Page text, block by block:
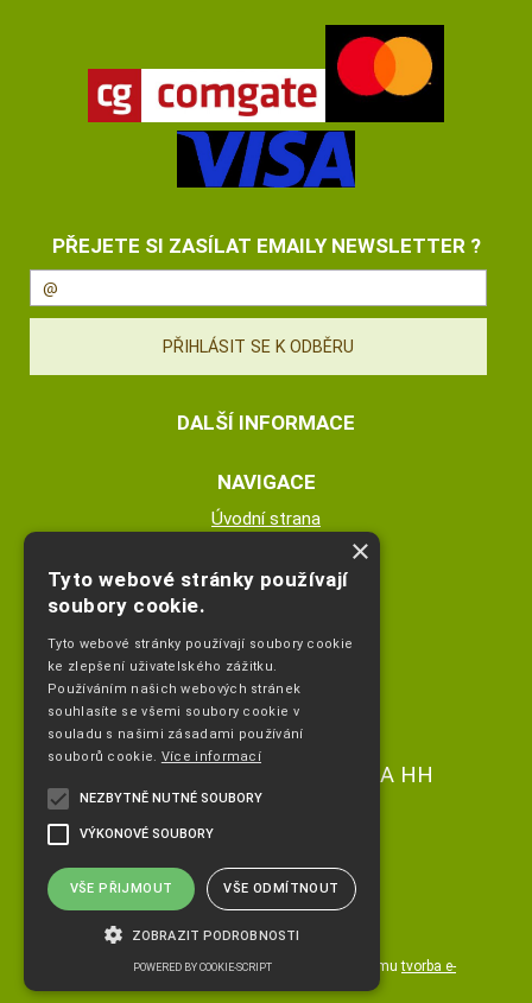
PŘEJETE SI ZASÍLAT EMAILY NEWSLETTER ?
DALŠÍ INFORMACE
NAVIGACE
Úvodní strana
Nákupní košík
Obchodní podmínky
Odstoupeni od smlouvy
ESHOP PROVOZUJE
Ing. Hana Čejdíková POPLETA HH
+420 736773336
info@popletahh.cz
www.popletahh.cz,provozováno na systémutvorba e-
×
Tyto webové stránky používají
soubory cookie.
Tyto webové stránky používají soubory cookie
ke zlepšení uživatelského zážitku.
Používáním našich webových stránek
souhlasíte se všemi soubory cookie v
souladu s našimi zásadami používání
souborů cookie. Více informací
NEZBYTNĚ NUTNÉ SOUBORY
VÝKONOVÉ SOUBORY
VŠE PŘIJMOUT VŠE ODMÍTNOUT
ZOBRAZIT PODROBNOSTI
POWERED BY COOKIE-SCRIPT